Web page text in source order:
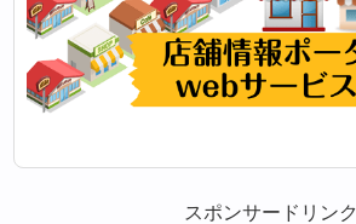
スポンサードリンク